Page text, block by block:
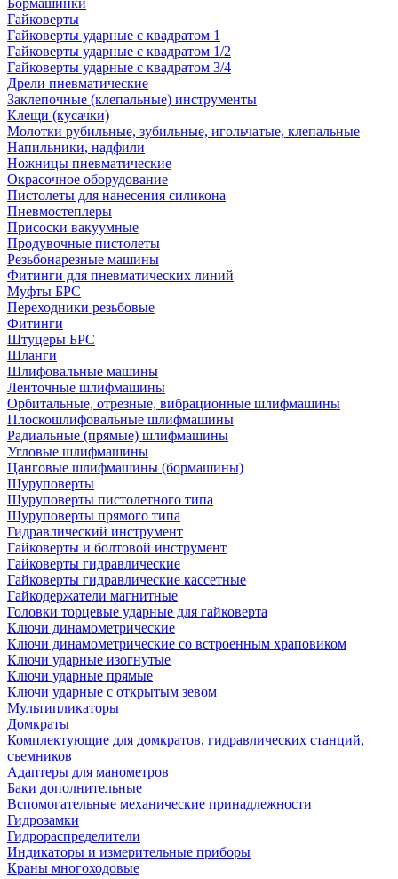
Бормашинки
Гайковерты
Гайковерты ударные с квадратом 1
Гайковерты ударные с квадратом 1/2
Гайковерты ударные с квадратом 3/4
Дрели пневматические
Заклепочные (клепальные) инструменты
Клещи (кусачки)
Молотки рубильные, зубильные, игольчатые, клепальные
Напильники, надфили
Ножницы пневматические
Окрасочное оборудование
Пистолеты для нанесения силикона
Пневмостеплеры
Присоски вакуумные
Продувочные пистолеты
Резьбонарезные машины
Фитинги для пневматических линий
Муфты БРС
Переходники резьбовые
Фитинги
Штуцеры БРС
Шланги
Шлифовальные машины
Ленточные шлифмашины
Орбитальные, отрезные, вибрационные шлифмашины
Плоскошлифовальные шлифмашины
Радиальные (прямые) шлифмашины
Угловые шлифмашины
Цанговые шлифмашины (бормашины)
Шуруповерты
Шуруповерты пистолетного типа
Шуруповерты прямого типа
Гидравлический инструмент
Гайковерты и болтовой инструмент
Гайковерты гидравлические
Гайковерты гидравлические кассетные
Гайкодержатели магнитные
Головки торцевые ударные для гайковерта
Ключи динамометрические
Ключи динамометрические со встроенным храповиком
Ключи ударные изогнутые
Ключи ударные прямые
Ключи ударные с открытым зевом
Мультипликаторы
Домкраты
Комплектующие для домкратов, гидравлических станций,
съемников
Адаптеры для манометров
Баки дополнительные
Вспомогательные механические принадлежности
Гидрозамки
Гидрораспределители
Индикаторы и измерительные приборы
Краны многоходовые